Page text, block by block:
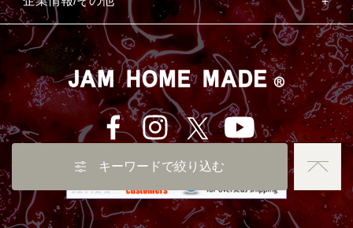
キーワードで絞り込む